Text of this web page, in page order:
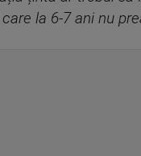
la 6-7 ani nu